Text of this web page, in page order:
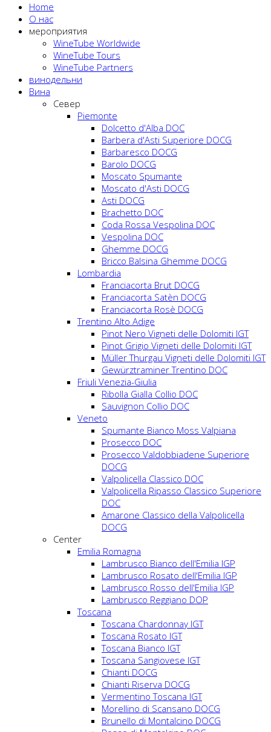
Home
О нас
мероприятия
WineTube Worldwide
WineTube Tours
WineTube Partners
винодельни
Вина
Cевер
Piemonte
Dolcetto d'Alba DOC
Barbera d'Asti Superiore DOCG
Barbaresco DOCG
Barolo DOCG
Moscato Spumante
Moscato d'Asti DOCG
Asti DOCG
Brachetto DOC
Coda Rossa Vespolina DOC
Vespolina DOC
Ghemme DOCG
Bricco Balsina Ghemme DOCG
Lombardia
Franciacorta Brut DOCG
Franciacorta Satèn DOCG
Franciacorta Rosè DOCG
Trentino Alto Adige
Pinot Nero Vigneti delle Dolomiti IGT
Pinot Grigio Vigneti delle Dolomiti IGT
Müller Thurgau Vigneti delle Dolomiti IGT
Gewürztraminer Trentino DOC
Friuli Venezia-Giulia
Ribolla Gialla Collio DOC
Sauvignon Collio DOC
Veneto
Spumante Bianco Moss Valpiana
Prosecco DOC
Prosecco Valdobbiadene Superiore
DOCG
Valpolicella Classico DOC
Valpolicella Ripasso Classico Superiore
DOC
Amarone Classico della Valpolicella
DOCG
Center
Emilia Romagna
Lambrusco Bianco dell'Emilia IGP
Lambrusco Rosato dell'Emilia IGP
Lambrusco Rosso dell'Emilia IGP
Lambrusco Reggiano DOP
Toscana
Toscana Chardonnay IGT
Toscana Rosato IGT
Toscana Bianco IGT
Toscana Sangiovese IGT
Chianti DOCG
Chianti Riserva DOCG
Vermentino Toscana IGT
Morellino di Scansano DOCG
Brunello di Montalcino DOCG